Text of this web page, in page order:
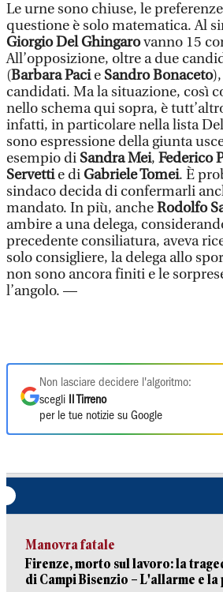
Le urne sono chiuse, le
questione è solo matematica. Al
Giorgio Del Ghingarovanno 15
All’opposizione, oltre a due
(Barbara Pacie Sandro Bonaceto
candidati. Ma la situazione, così
nello schema qui sopra, è
infatti, in particolare nella lista
sono espressione della giunta
esempio di Sandra Mei, Federico
Servettie diGabriele Tomei. È
sindaco decida di confermarli
mandato. In più, ancheRodolfo
ambire a una delega,
precedente consiliatura, aveva
solo consigliere, la delega allo
non sono ancora finiti e le
l’angolo. —
Non lasciare decidere l'algoritmo:
scegli
Il Tirreno
per le tue notizie su Google
Manovra fatale
Firenze, morto sul lavoro: la
di Campi Bisenzio – L'allarme e